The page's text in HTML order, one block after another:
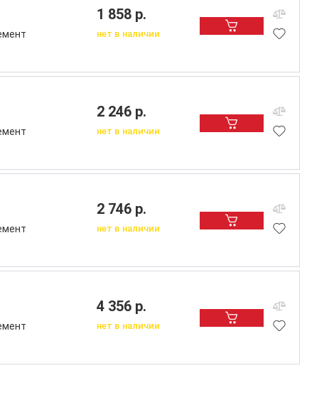
1 858 р.
нет в наличии
2 246 р.
нет в наличии
2 746 р.
нет в наличии
4 356 р.
нет в наличии